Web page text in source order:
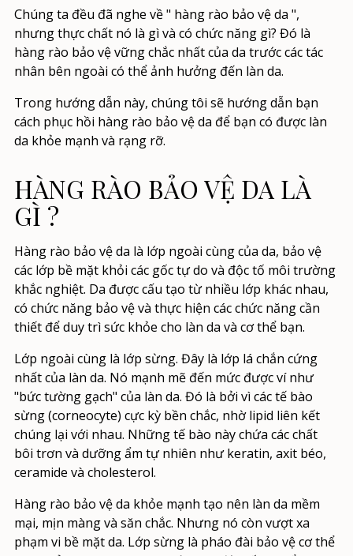
Chúng ta đều đã nghe về " hàng rào bảo vệ da ",
nhưng thực chất nó là gì và có chức năng gì? Đó là
hàng rào bảo vệ vững chắc nhất của da trước các tác
nhân bên ngoài có thể ảnh hưởng đến làn da.
Trong hướng dẫn này, chúng tôi sẽ hướng dẫn bạn
cách phục hồi hàng rào bảo vệ da để bạn có được làn
da khỏe mạnh và rạng rỡ.
HÀNG RÀO BẢO VỆ DA LÀ
GÌ ?
Hàng rào bảo vệ da là lớp ngoài cùng của da, bảo vệ
các lớp bề mặt khỏi các gốc tự do và độc tố môi trường
khắc nghiệt. Da được cấu tạo từ nhiều lớp khác nhau,
có chức năng bảo vệ và thực hiện các chức năng cần
thiết để duy trì sức khỏe cho làn da và cơ thể bạn.
Lớp ngoài cùng là lớp sừng. Đây là lớp lá chắn cứng
nhất của làn da. Nó mạnh mẽ đến mức được ví như
"bức tường gạch" của làn da. Đó là bởi vì các tế bào
sừng (corneocyte) cực kỳ bền chắc, nhờ lipid liên kết
chúng lại với nhau. Những tế bào này chứa các chất
bôi trơn và dưỡng ẩm tự nhiên như keratin, axit béo,
ceramide và cholesterol.
Hàng rào bảo vệ da khỏe mạnh tạo nên làn da mềm
mại, mịn màng và săn chắc. Nhưng nó còn vượt xa
phạm vi bề mặt da. Lớp sừng là pháo đài bảo vệ cơ thể